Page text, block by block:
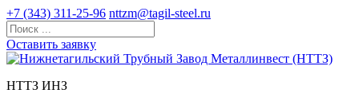
+7 (343) 311-25-96 nttzm@tagil-steel.ru
Оставить заявку
НТТЗ ИНЗ